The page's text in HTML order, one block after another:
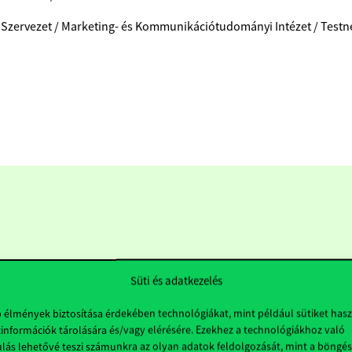
Süti és adatkezelés
élmények biztosítása érdekében technológiákat, mint például sütiket
tárolására és/vagy elérésére. Ezekhez a technológiákhoz való
lehetővé teszi számunkra az olyan adatok feldolgozását, mint a
/ Marketing- és Kommunikációtudományi Intézet /
Hasznos linkek